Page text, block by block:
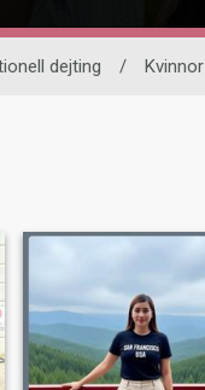
dejting / Kvinnor